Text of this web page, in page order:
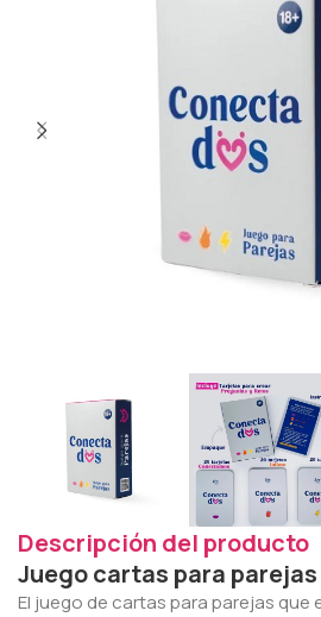
Descripción del producto
Juego cartas para
El juego de cartas para parejas que